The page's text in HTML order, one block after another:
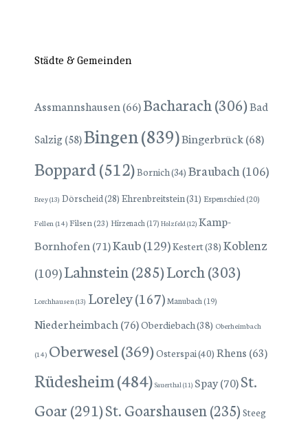
Städte & Gemeinden
Assmannshausen (66)Bacharach(306)Bad
Salzig(58)Bingen(839)Bingerbrück(68)
Boppard(512)Bornich(34) Braubach(106)
Brey(13) Dörscheid(28) Ehrenbreitstein(31) Espenschied(20)
Fellen (14) Filsen(23) Hirzenach(17) Holzfeld(12) Kamp-
Bornhofen (71)Kaub(129)Kestert(38) Koblenz
(109)Lahnstein(285)Lorch(303)
Lorchhausen(13) Loreley(167)Manubach(19)
Niederheimbach (76)Oberdiebach(38) Oberheimbach
(14) Oberwesel(369)Osterspai(40) Rhens (63)
Rüdesheim(484) Sauerthal(11) Spay(70)St.
Goar(291)St. Goarshausen(235) Steeg